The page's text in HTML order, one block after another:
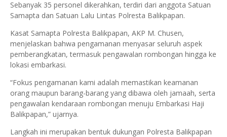
Sebanyak 35 personel dikerahkan, terdiri dari anggota Satuan
Samapta dan Satuan Lalu Lintas Polresta Balikpapan.
Kasat Samapta Polresta Balikpapan, AKP M. Chusen,
menjelaskan bahwa pengamanan menyasar seluruh aspek
pemberangkatan, termasuk pengawalan rombongan hingga ke
lokasi embarkasi.
“Fokus pengamanan kami adalah memastikan keamanan
orang maupun barang-barang yang dibawa oleh jamaah, serta
pengawalan kendaraan rombongan menuju Embarkasi Haji
Balikpapan,” ujarnya.
Langkah ini merupakan bentuk dukungan Polresta Balikpapan